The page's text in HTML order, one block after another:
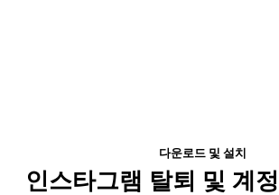
다운로드 및 설치
인스타그램 탈퇴 및 계